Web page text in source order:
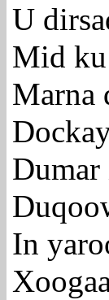
U
Mid ku
Marna
In